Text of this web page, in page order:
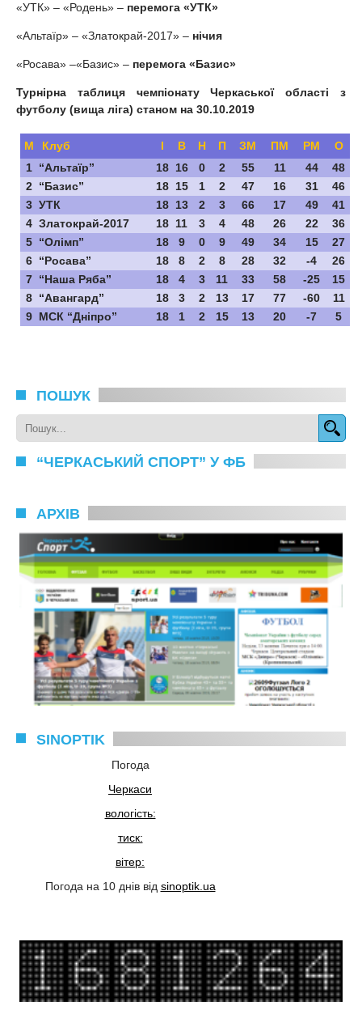
«УТК» – «Родень» – перемога «УТК»
«Альтаїр» – «Златокрай-2017» – нічия
«Росава» –«Базис» – перемога «Базис»
Турнірна таблиця чемпіонату Черкаської області з
футболу (вища ліга) станом на 30.10.2019
М Клуб І В Н П ЗМ ПМ РМ
О
1 “Альтаїр” 18 16 0 2 55 11 44
48
2 “Базис” 18 15 1 2 47 16 31
46
3 УТК 18 13 2 3 66 17 49
41
4 Златокрай-2017 18 11 3 4 48 26 22
36
5 “Олімп” 18 9 0 9 49 34 15
27
6 “Росава” 18 8 2 8 28 32 -4
26
7 “Наша Ряба” 18 4 3 11 33 58 -25
15
8 “Авангард” 18 3 2 13 17 77 -60
11
9 МСК “Дніпро” 18 1 2 15 13 20 -7 5
ПОШУК
“ЧЕРКАСЬКИЙ СПОРТ” У ФБ
АРХІВ
SINOPTIK
Погода
Черкаси
вологість:
тиск:
вітер:
Погода на 10 днів від sinoptik.ua